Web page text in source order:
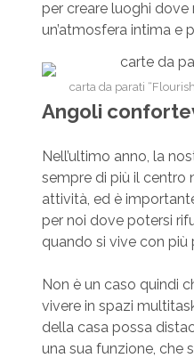
per creare luoghi dove
un’atmosfera intima e
carta da parati
Angoli
Nell’ultimo anno, la
sempre di più il centro
attività, ed è
per noi dove potersi
quando si vive con più
Non è un caso quindi
vivere in spazi
della casa possa
una sua funzione, che